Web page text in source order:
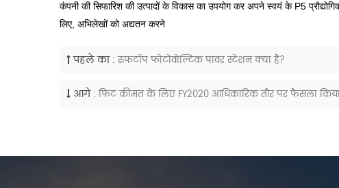
कंपनी की सिफारिश की उत्पादों के विकास का उपयोग कर अपने स्वयं के P5
लिए, अभिलेखों को अद्यतन करने
पहले का : रूफटॉप फोटोवोल्टिक पावर स्टेशन क्या है?
आगे : फिट कीमत के लिए FY2020 आधिकारिक तौर पर फैसला किया